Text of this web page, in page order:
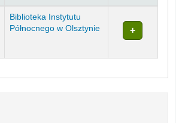
Biblioteka Instytutu
Północnego w Olsztynie